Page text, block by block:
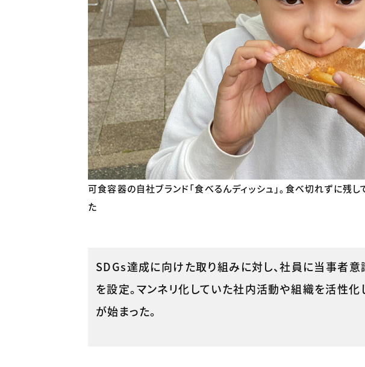
可食容器の自社ブランド「食べるんディッシュ」。食べ切れずに残
た
SDGs達成に向けた取り組みに対し、社員に当事者
を設定。マンネリ化していた社内活動や組織を活性
が始まった。